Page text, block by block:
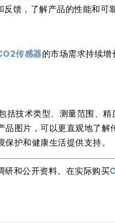
馈，了解产品的性能和可
传感器的市场需求持续
括技术类型、测量范围、
品图片，可以更直观地了
护和健康生活提供支持。
研和公开资料。在实际购买